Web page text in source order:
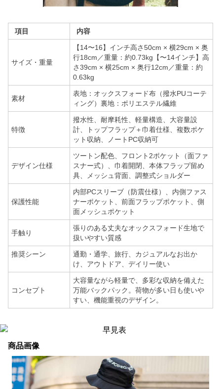
項目 内容
サイズ・重量
【14〜16】インチ高さ50cm × 横29cm × 奥
行18cm／重量：約0.73kg【〜14インチ】高
さ39cm × 横25cm × 奥行12cm／重量：約
0.63kg
素材
表地：オックスフォード布（撥水PUコーテ
ィング）裏地：ポリエステル繊維
特徴
撥水性、耐摩耗性、軽量構造、大容量設
計、トップフラップ＋巾着仕様、複数ポケ
ット収納、ノートPC収納可
デザイン仕様
ツートン配色、フロント2ポケット（面ファ
スナー式）、巾着開閉、本体フラップ留め
具、メッシュ背面、調整式ショルダー
保護性能
内部PCスリーブ（防震仕様）、内側ファス
ナーポケット、前面フラップポケット、側
面メッシュポケット
手触り
張りのある丈夫なオックスフォード生地で
扱いやすい質感
推奨シーン
通勤・通学、旅行、カジュアルなお出か
け、アウトドア、デイリー使い
コンセプト
大容量ながら軽量で、多彩な収納を備えた
万能バックパック。荷物が多い日も使いや
すい、機能重視のデザイン。
商品画像